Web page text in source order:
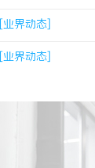
[业界动态]
[业界动态]